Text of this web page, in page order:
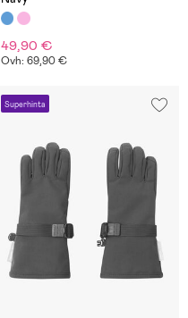
49,90 €
Ovh: 69,90 €
Superhinta